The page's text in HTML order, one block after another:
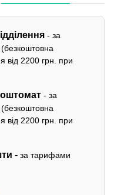
- за
від 2200 грн. при
- за
від 2200 грн. при
-за тарифами